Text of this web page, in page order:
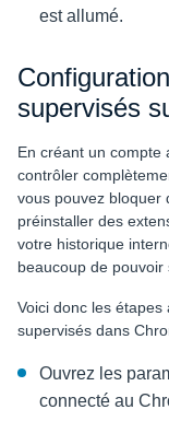
est allumé.
supervisés
En créant un compte
contrôler
vous pouvez bloquer
préinstaller des
votre historique
beaucoup de
Voici donc les
supervisés dans
Ouvrez les
connecté au